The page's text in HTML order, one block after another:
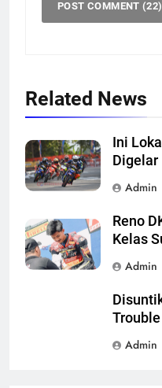
Related News
Ini
Digelar
Admin
Reno
Kelas
Admin
Admin